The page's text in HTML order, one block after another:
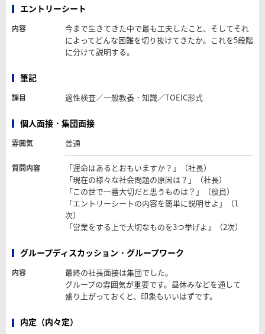
エントリーシート
内容
今まで生きてきた中で最も工夫したこと、そしてそれ
によってどんな困難を切り抜けてきたか。これを5段階
に分けて説明する。
筆記
課目 適性検査／一般教養・知識／TOEIC形式
個人面接・集団面接
雰囲気 普通
質問内容
「運命はあるとおもいますか？」（社長）
「現在の様々な社会問題の原因は？」（社長）
「この世で一番大切だと思うものは？」（役員）
「エントリーシートの内容を簡単に説明せよ」（1
次）
「営業をする上で大切なものを3つ挙げよ」（2次）
グループディスカッション・グループワーク
内容
最終の社長面接は集団でした。
グループの雰囲気が重要です。昼休みなどを通して
盛り上がっておくと、印象もいいはずです。
内定（内々定）